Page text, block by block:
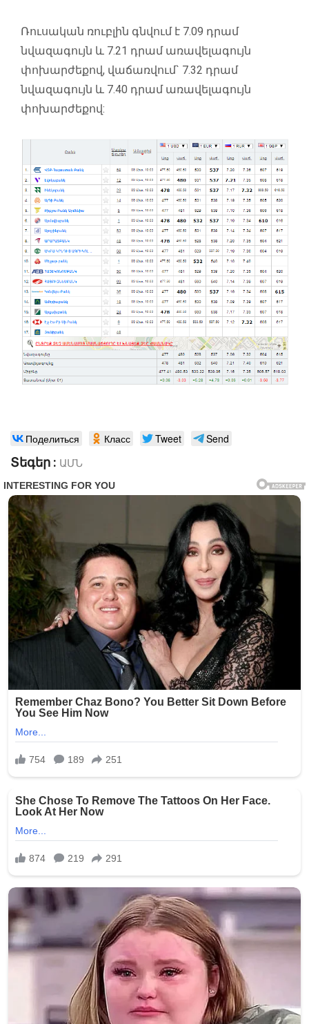
Ռուսական ռուբլին գնվում է 7.09 դրամ
նվազագույն և 7.21 դրամ առավելագույն
փոխարժեքով, վաճառվում` 7.32 դրամ
նվազագույն և 7.40 դրամ առավելագույն
փոխարժեքով:
Поделиться Класс Tweet Send
Տեգեր : ԱՄՆ